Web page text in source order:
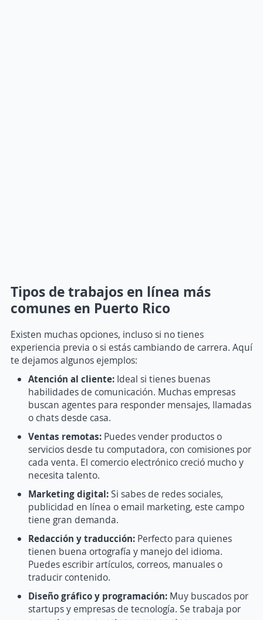
Tipos de trabajos en línea más
comunes en Puerto Rico
Existen muchas opciones, incluso si no tienes
experiencia previa o si estás cambiando de carrera. Aquí
te dejamos algunos ejemplos:
Atención al cliente: Ideal si tienes buenas
habilidades de comunicación. Muchas empresas
buscan agentes para responder mensajes, llamadas
o chats desde casa.
Ventas remotas: Puedes vender productos o
servicios desde tu computadora, con comisiones por
cada venta. El comercio electrónico creció mucho y
necesita talento.
Marketing digital:Si sabes de redes sociales,
publicidad en línea o email marketing, este campo
tiene gran demanda.
Redacción y traducción: Perfecto para quienes
tienen buena ortografía y manejo del idioma.
Puedes escribir artículos, correos, manuales o
traducir contenido.
Diseño gráfico y programación: Muy buscados por
startups y empresas de tecnología. Se trabaja por